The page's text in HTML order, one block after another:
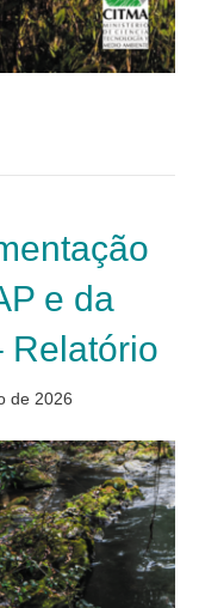
e da
Relatório
de 2026